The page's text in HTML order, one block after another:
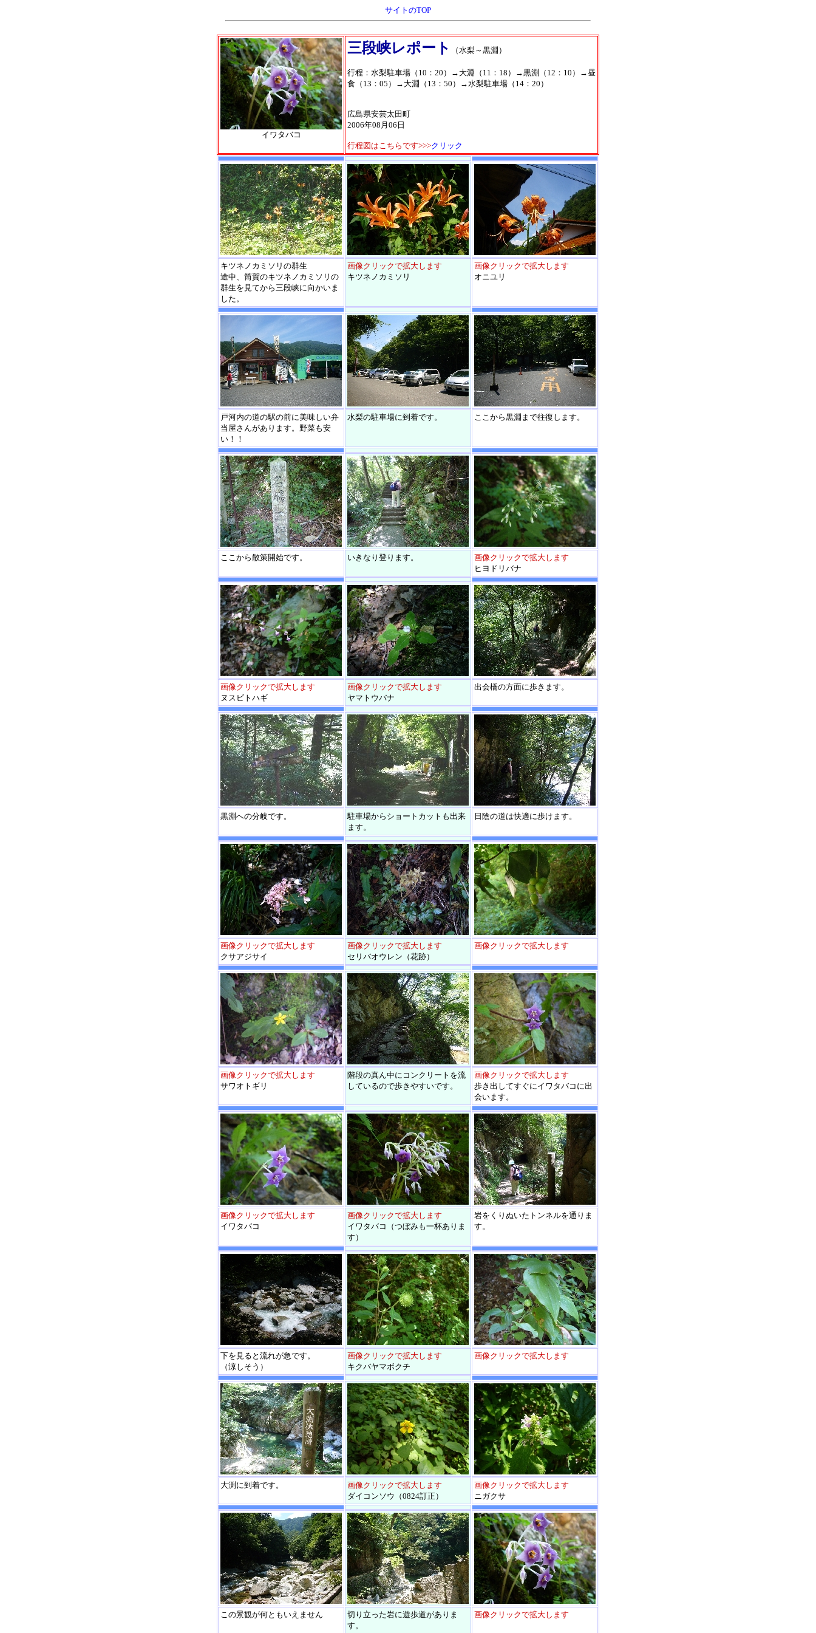
サイトのTOP
イワタバコ
三段峡レポート （水梨～黒淵）
行程：水梨駐車場（10：20）→大淵（11：18）→黒淵（12：10）→昼
食（13：05）→大淵（13：50）→水梨駐車場（14：20）
広島県安芸太田町
2006年08月06日
行程図はこちらです>>>クリック
キツネノカミソリの群生
途中、筒賀のキツネノカミソリの
群生を見てから三段峡に向かいま
した。
画像クリックで拡大します
キツネノカミソリ
画像クリックで拡大します
オニユリ
戸河内の道の駅の前に美味しい弁
当屋さんがあります。野菜も安
い！！
水梨の駐車場に到着です。 ここから黒淵まで往復します。
ここから散策開始です。 いきなり登ります。
画像クリックで拡大します
ヒヨドリバナ
画像クリックで拡大します
ヌスビトハギ
画像クリックで拡大します
ヤマトウバナ
出会橋の方面に歩きます。
黒淵への分岐です。
駐車場からショートカットも出来
ます。
日陰の道は快適に歩けます。
画像クリックで拡大します
クサアジサイ
画像クリックで拡大します
セリバオウレン（花跡）
画像クリックで拡大します
画像クリックで拡大します
サワオトギリ
階段の真ん中にコンクリートを流
しているので歩きやすいです。
画像クリックで拡大します
歩き出してすぐにイワタバコに出
会います。
画像クリックで拡大します
イワタバコ
画像クリックで拡大します
イワタバコ（つぼみも一杯ありま
す）
岩をくりぬいたトンネルを通りま
す。
下を見ると流れが急です。
（涼しそう）
画像クリックで拡大します
キクバヤマボクチ
画像クリックで拡大します
大渕に到着です。
画像クリックで拡大します
ダイコンソウ（0824訂正）
画像クリックで拡大します
ニガクサ
この景観が何ともいえません
切り立った岩に遊歩道がありま
す。
画像クリックで拡大します